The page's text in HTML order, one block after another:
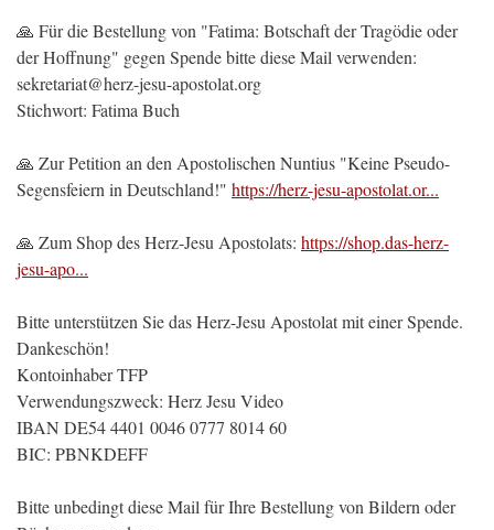
🙏 Für die Bestellung von "Fatima: Botschaft der Tragödie oder
der Hoffnung" gegen Spende bitte diese Mail verwenden:
sekretariat@herz-jesu-apostolat.org
Stichwort: Fatima Buch
🙏 Zur Petition an den Apostolischen Nuntius "Keine Pseudo-
Segensfeiern in Deutschland!" https://herz-jesu-apostolat.or...
🙏 Zum Shop des Herz-Jesu Apostolats: https://shop.das-herz-
jesu-apo...
Bitte unterstützen Sie das Herz-Jesu Apostolat mit einer Spende.
Dankeschön!
Kontoinhaber TFP
Verwendungszweck: Herz Jesu Video
IBAN DE54 4401 0046 0777 8014 60
BIC: PBNKDEFF
Bitte unbedingt diese Mail für Ihre Bestellung von Bildern oder